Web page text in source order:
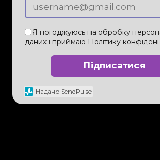
Я погоджуюсь на обробку
даних і приймаю Політику
Підписатися
Надано SendPulse